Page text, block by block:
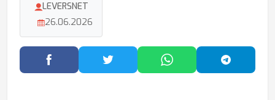
LEVERSNET
26.06.2026
Facebook'ta PaylaşTwitter'da PaylaşWhatsApp'ta Paylaş